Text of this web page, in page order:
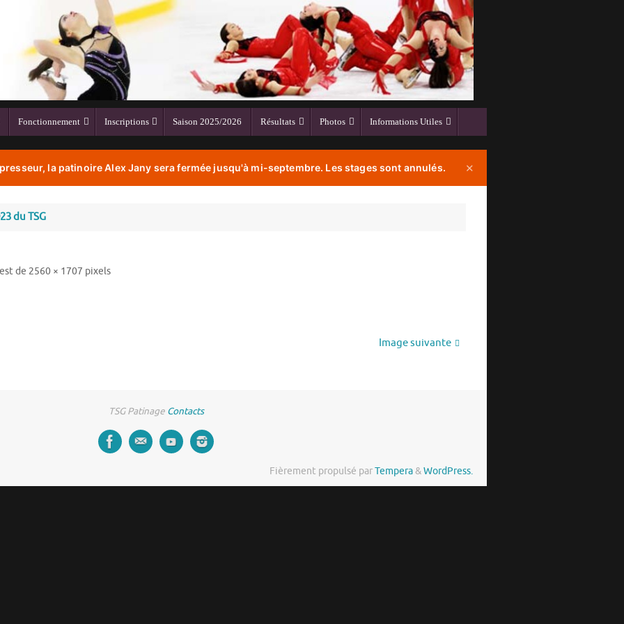
Fonctionnement Inscriptions Saison 2025/2026 Résultats Photos Informations Utiles
la patinoire Alex Jany sera fermée jusqu'à mi-septembre. Les stages sont annulés. ✕
du TSG
de 2560 × 1707 pixels
Image suivante
TSG Patinage Contacts
Fièrement propulsé parTempera&WordPress.